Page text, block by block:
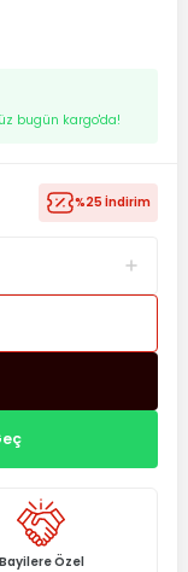
bugün kargo'da!
%25 İndirim
Bayilere Özel